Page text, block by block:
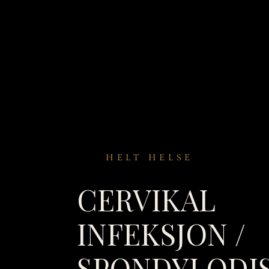
HELT HELSE
CERVIKAL
INFEKSJON /